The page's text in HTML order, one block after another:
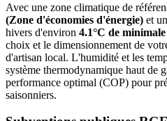
Avec une zone climatique de
(Zone d'économies d'énergie) et
hivers d'environ 4.1°C de minimale
choix et le dimensionnement de
d'artisan local. L'humidité et les
système thermodynamique haut de
performance optimal (COP) pour
saisonniers.